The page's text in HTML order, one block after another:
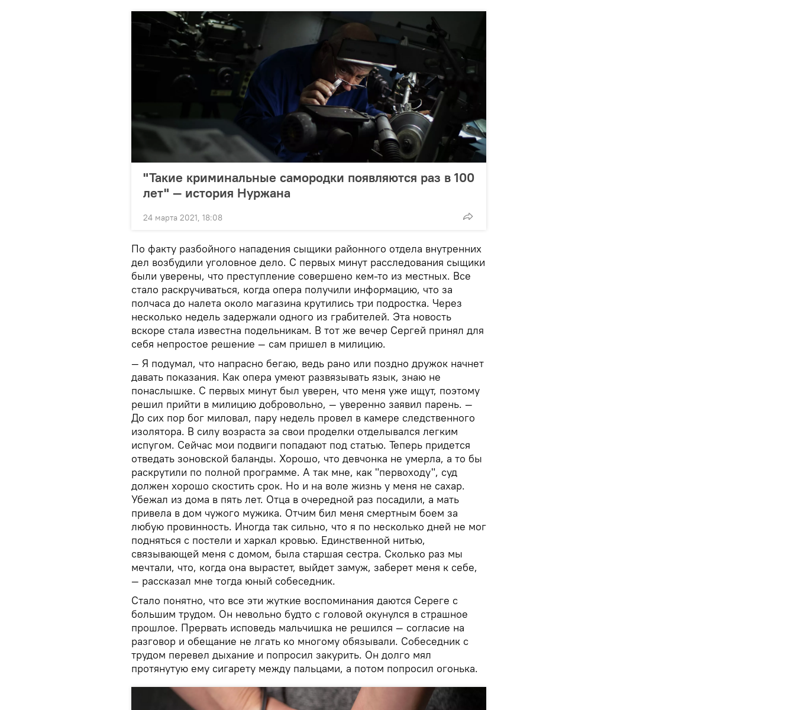
"Такие криминальные самородки появляются раз в 100
лет" — история Нуржана
24 марта 2021, 18:08
По факту разбойного нападения сыщики районного отдела внутренних
дел возбудили уголовное дело. С первых минут расследования сыщики
были уверены, что преступление совершено кем-то из местных. Все
стало раскручиваться, когда опера получили информацию, что за
полчаса до налета около магазина крутились три подростка. Через
несколько недель задержали одного из грабителей. Эта новость
вскоре стала известна подельникам. В тот же вечер Сергей принял для
себя непростое решение — сам пришел в милицию.
— Я подумал, что напрасно бегаю, ведь рано или поздно дружок начнет
давать показания. Как опера умеют развязывать язык, знаю не
понаслышке. С первых минут был уверен, что меня уже ищут, поэтому
решил прийти в милицию добровольно, — уверенно заявил парень. —
До сих пор бог миловал, пару недель провел в камере следственного
изолятора. В силу возраста за свои проделки отделывался легким
испугом. Сейчас мои подвиги попадают под статью. Теперь придется
отведать зоновской баланды. Хорошо, что девчонка не умерла, а то бы
раскрутили по полной программе. А так мне, как "первоходу", суд
должен хорошо скостить срок. Но и на воле жизнь у меня не сахар.
Убежал из дома в пять лет. Отца в очередной раз посадили, а мать
привела в дом чужого мужика. Отчим бил меня смертным боем за
любую провинность. Иногда так сильно, что я по несколько дней не мог
подняться с постели и харкал кровью. Единственной нитью,
связывающей меня с домом, была старшая сестра. Сколько раз мы
мечтали, что, когда она вырастет, выйдет замуж, заберет меня к себе,
— рассказал мне тогда юный собеседник.
Стало понятно, что все эти жуткие воспоминания даются Сереге с
большим трудом. Он невольно будто с головой окунулся в страшное
прошлое. Прервать исповедь мальчишка не решился — согласие на
разговор и обещание не лгать ко многому обязывали. Собеседник с
трудом перевел дыхание и попросил закурить. Он долго мял
протянутую ему сигарету между пальцами, а потом попросил огонька.